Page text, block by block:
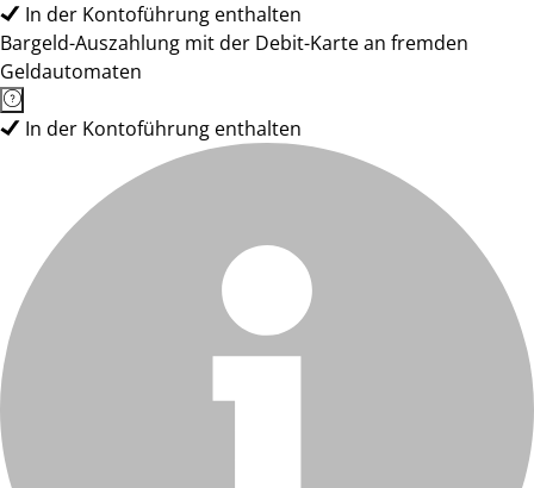
In der Kontoführung enthalten
Bargeld-Auszahlung mit der Debit-Karte an fremden
Geldautomaten
In der Kontoführung enthalten